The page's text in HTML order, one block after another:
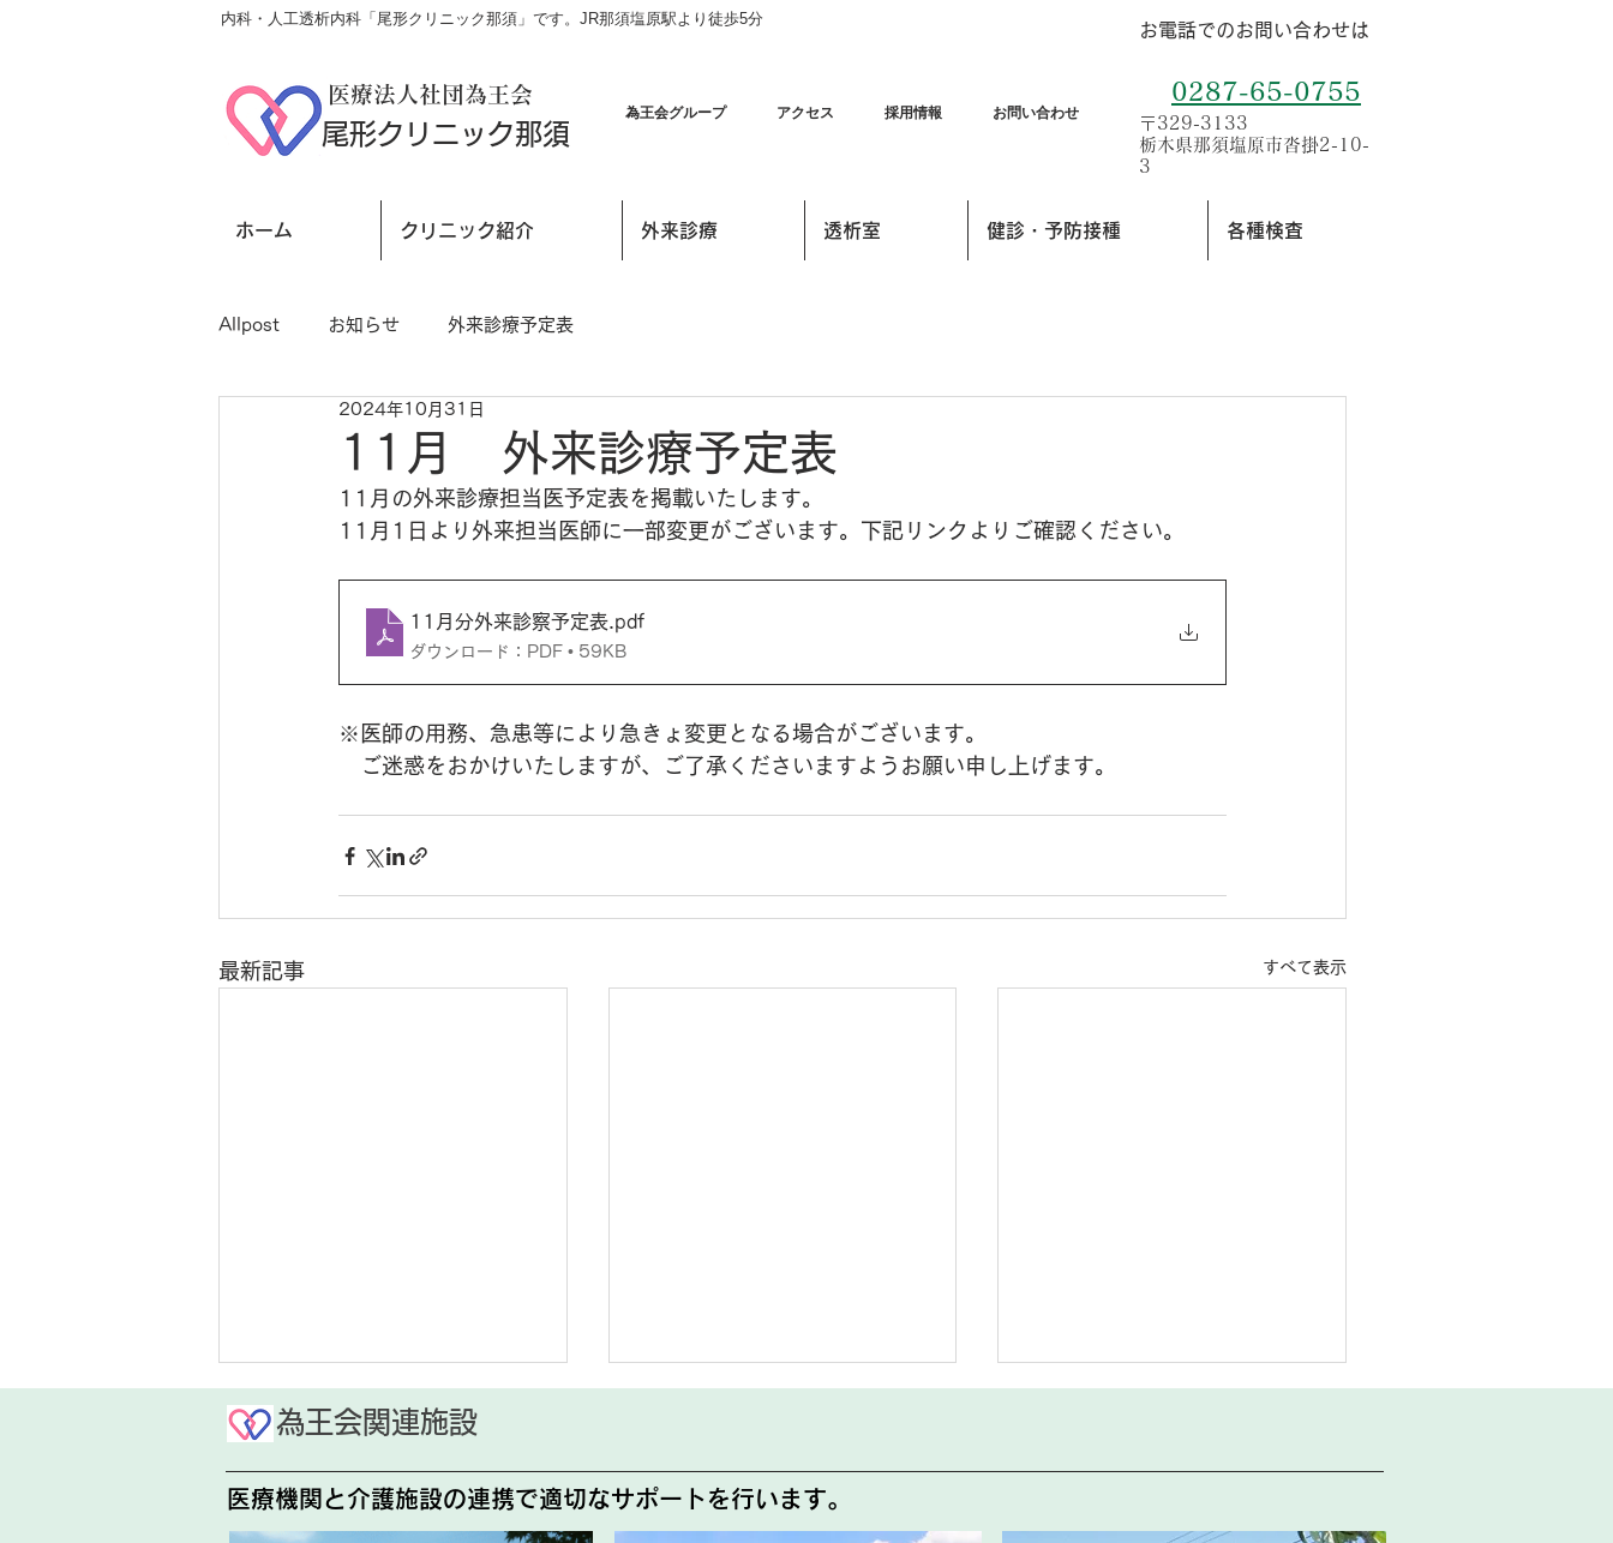
内科・人工透析内科「尾形クリニック那須」です。JR那須塩原駅より徒歩5分
医療法人社団為王会
尾形クリニック那須
為王会グループ アクセス 採用情報 お問い合わせ
お電話でのお問い合わせは
0287-65-0755
〒329-3133
栃木県那須塩原市沓掛2-10-
3
ホーム クリニック紹介 外来診療 透析室 健診・予防接種 各種検査
Allpost お知らせ 外来診療予定表
11月 外来診療予定表
2024年10月31日
11月の外来診療担当医予定表を掲載いたします。
11月1日より外来担当医師に一部変更がございます。下記リンクよりご確認ください。
11月分外来診察予定表 .pdf
ダウンロード：PDF • 59KB
※医師の用務、急患等により急きょ変更となる場合がございます。
ご迷惑をおかけいたしますが、ご了承くださいますようお願い申し上げます。
最新記事 すべて表示
お盆休みのお知らせ
今年度のお盆休みは下記の通りで
す。 8月14日(金)、8月15日
尾形クリニック那須 外来よりお
知らせです。 8月12日(水)は院
8月の外来診療担当医予定表を掲
為王会関連施設
医療機関と介護施設の連携で適切なサポートを行います。